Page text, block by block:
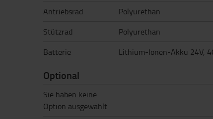
Antriebsrad Polyurethan
Stützrad Polyurethan
Batterie Lithium-Ionen-Akku 24V,
Optional
Sie haben keine
Option ausgewählt